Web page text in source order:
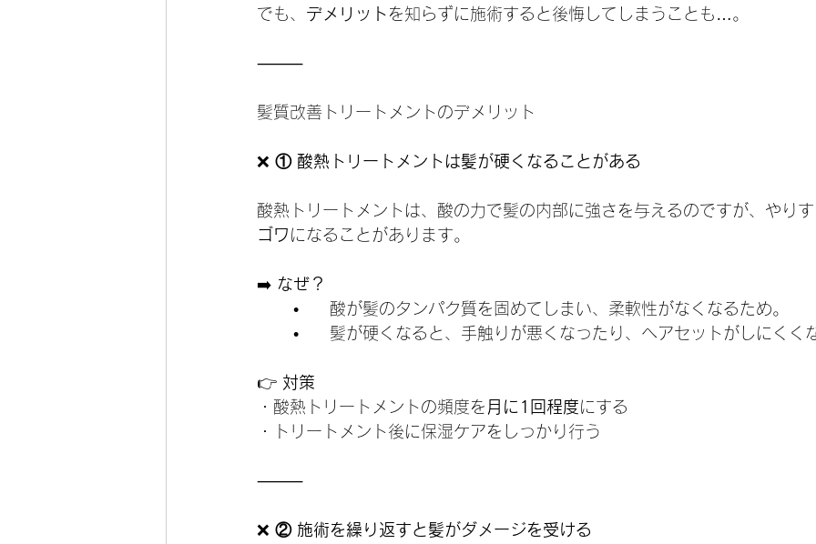
でも、 デメリット を知らずに施術すると後悔してしまうことも…。
⸻
髪質改善トリートメントのデメリット
❌ ① 酸熱トリートメントは髪が硬くなることがある
酸熱トリートメントは、酸の力で髪の内部に強さを与えるのですが、やり
ゴワ になることがあります。
➡️ なぜ？
	•	酸が髪のタンパク質を固めてしまい、柔軟性がなくなるため。
•	髪が硬くなると、手触りが悪くなったり、ヘアセットがしにくく
👉 対策
・酸熱トリートメントの頻度を 月に1回程度にする
・トリートメント後に保湿ケアをしっかり行う
⸻
❌ ② 施術を繰り返すと髪がダメージを受ける